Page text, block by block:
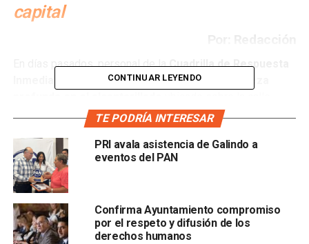
capital
Por: Redacción
En días pasados, personal de laCuadrilla de Respuesta
Inmediata de la UGCH realizó labores de limpieza
retirando sedimentos y desechos
obstruyen el sistema de drenaje.
Estas intervenciones, sonestratégicas para evitar
encharcamientos en zonas de alto tránsito peatonal y
comercial, garantizando que el corazón de la ciudad
permanezca funcional y segura durante la temporada de
lluvias.
CONTINUAR LEYENDO
TE PODRÍA INTERESAR
PRI avala asistencia de Galindo a
eventos del PAN
Confirma Ayuntamiento compromiso
por el respeto y difusión de los
derechos humanos